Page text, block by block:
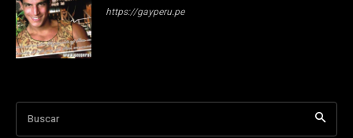
https://gayperu.pe
Buscar